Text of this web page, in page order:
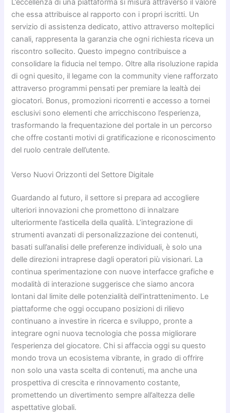
L’eccellenza di una piattaforma si misura attraverso il valore
che essa attribuisce al rapporto con i propri iscritti. Un
servizio di assistenza dedicato, attivo attraverso molteplici
canali, rappresenta la garanzia che ogni richiesta riceva un
riscontro sollecito. Questo impegno contribuisce a
consolidare la fiducia nel tempo. Oltre alla risoluzione rapida
di ogni quesito, il legame con la community viene rafforzato
attraverso programmi pensati per premiare la lealtà dei
giocatori. Bonus, promozioni ricorrenti e accesso a tornei
esclusivi sono elementi che arricchiscono l’esperienza,
trasformando la frequentazione del portale in un percorso
che offre costanti motivi di gratificazione e riconoscimento
del ruolo centrale dell’utente.
Verso Nuovi Orizzonti del Settore Digitale
Guardando al futuro, il settore si prepara ad accogliere
ulteriori innovazioni che promettono di innalzare
ulteriormente l’asticella della qualità. L’integrazione di
strumenti avanzati di personalizzazione dei contenuti,
basati sull’analisi delle preferenze individuali, è solo una
delle direzioni intraprese dagli operatori più visionari. La
continua sperimentazione con nuove interfacce grafiche e
modalità di interazione suggerisce che siamo ancora
lontani dal limite delle potenzialità dell’intrattenimento. Le
piattaforme che oggi occupano posizioni di rilievo
continuano a investire in ricerca e sviluppo, pronte a
integrare ogni nuova tecnologia che possa migliorare
l’esperienza del giocatore. Chi si affaccia oggi su questo
mondo trova un ecosistema vibrante, in grado di offrire
non solo una vasta scelta di contenuti, ma anche una
prospettiva di crescita e rinnovamento costante,
promettendo un divertimento sempre all’altezza delle
aspettative globali.